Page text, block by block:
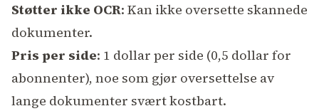
Støtter ikke OCR: Kan ikke oversette skannede
dokumenter.
Pris per side: 1 dollar per side (0,5 dollar for
abonnenter), noe som gjør oversettelse av
lange dokumenter svært kostbart.